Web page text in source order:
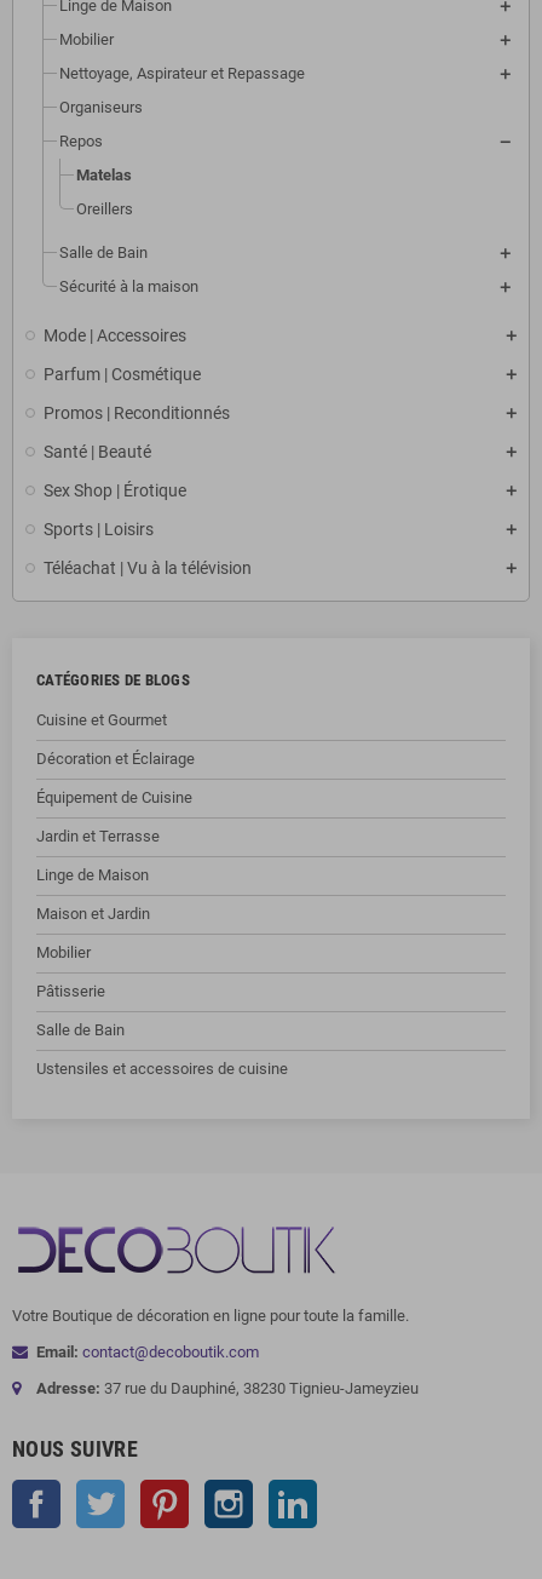
Linge de Maison
Mobilier
Nettoyage, Aspirateur et Repassage
Organiseurs
Repos
Matelas
Oreillers
Salle de Bain
Sécurité à la maison
Mode | Accessoires
Parfum | Cosmétique
Promos | Reconditionnés
Santé | Beauté
Sex Shop | Érotique
Sports | Loisirs
Téléachat | Vu à la télévision
CATÉGORIES DE BLOGS
Cuisine et Gourmet
Décoration et Éclairage
Équipement de Cuisine
Jardin et Terrasse
Linge de Maison
Maison et Jardin
Mobilier
Pâtisserie
Salle de Bain
Ustensiles et accessoires de cuisine
Votre Boutique de décoration en ligne pour toute la famille.
Email: contact@decoboutik.com
Adresse: 37 rue du Dauphiné, 38230 Tignieu-Jameyzieu
NOUS SUIVRE
Facebook Twitter Pinterest Instagram